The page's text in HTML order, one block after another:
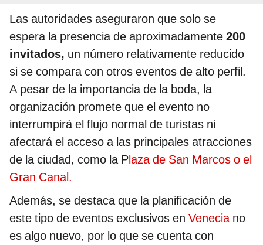
Las autoridades aseguraron que solo se
espera la presencia de aproximadamente 200
invitados, un número relativamente reducido
si se compara con otros eventos de alto perfil.
A pesar de la importancia de la boda, la
organización promete que el evento no
interrumpirá el flujo normal de turistas ni
afectará el acceso a las principales atracciones
de la ciudad, como la Plaza de San Marcos o el
Gran Canal.
Además, se destaca que la planificación de
este tipo de eventos exclusivos en Venecia no
es algo nuevo, por lo que se cuenta con